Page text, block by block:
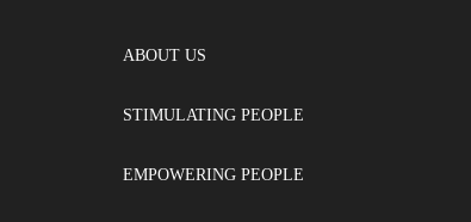
ABOUT US
STIMULATING PEOPLE
EMPOWERING PEOPLE